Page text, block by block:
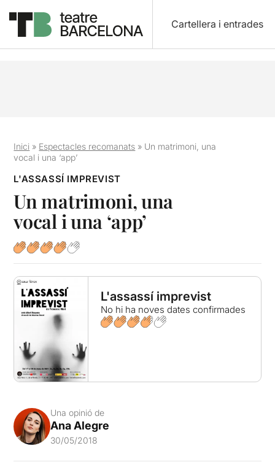
Cartellera i entrades
Inici » Espectacles recomanats » Un matrimoni, una
vocal i una ‘app’
L'ASSASSÍ IMPREVIST
Un matrimoni, una
vocal i una ‘app’
L'assassí imprevist
No hi ha noves dates confirmades
Una opinió de
Ana Alegre
30/05/2018